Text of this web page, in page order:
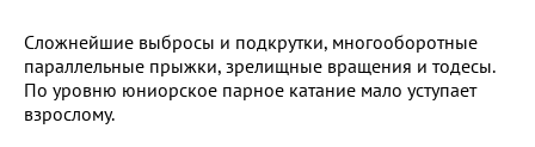
Сложнейшие выбросы и подкрутки, многооборотные
параллельные прыжки, зрелищные вращения и тодесы.
По уровню юниорское парное катание мало уступает
взрослому.